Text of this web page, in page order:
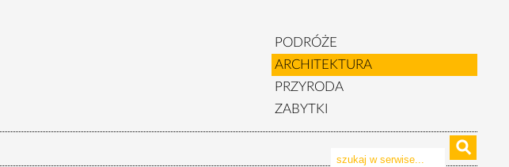
PODRÓŻE
ARCHITEKTURA
PRZYRODA
ZABYTKI